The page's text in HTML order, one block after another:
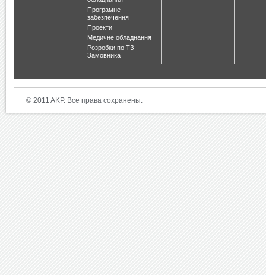
Програмне
забезпечення
Проекти
Медичне обладнання
Розробки по ТЗ
Замовника
© 2011 AKP. Все права сохранены.